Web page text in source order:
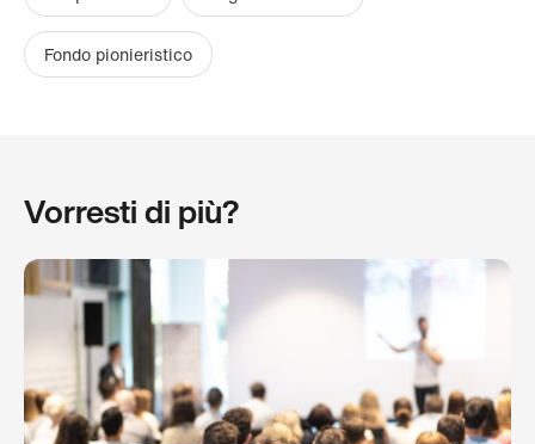
Fondo pionieristico
Vorresti di più?